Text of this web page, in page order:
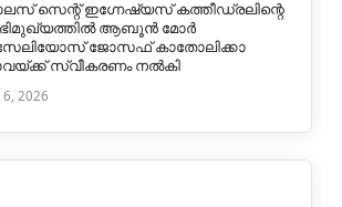
സെന്റ് ഇഗ്നേഷ്യസ് കത്തീഡ്രലിന്റെ
ആബൂൻ മോർ
ജോസഫ് കാതോലിക്കാ
സ്വീകരണം നൽകി
6, 2026